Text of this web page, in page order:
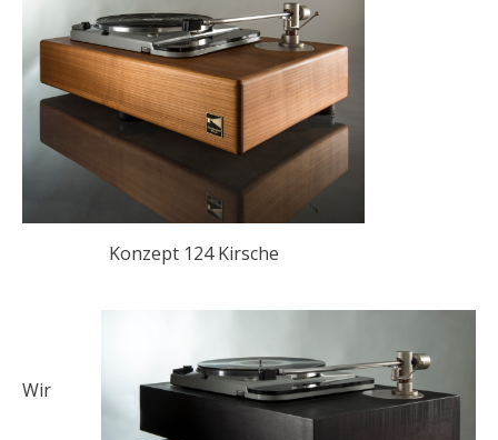
Konzept 124 Kirsche
Wir